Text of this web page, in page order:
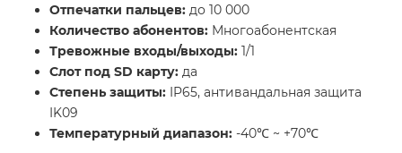
Отпечатки пальцев: до 10 000
Количество абонентов: Многоабонентская
Тревожные входы/выходы: 1/1
Слот под SD карту: да
Степень защиты: IP65, антивандальная защита
IK09
Температурный диапазон: -40℃ ~ +70℃